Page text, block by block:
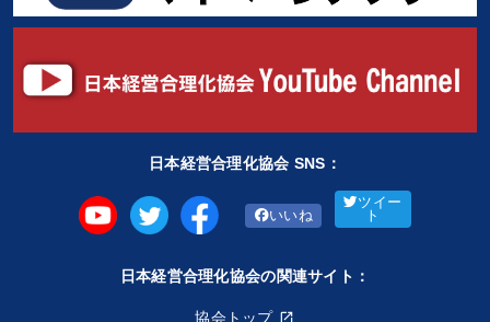
日本経営合理化協会 SNS：
いいね
ツイー
ト
日本経営合理化協会の関連サイト：
協会トップ